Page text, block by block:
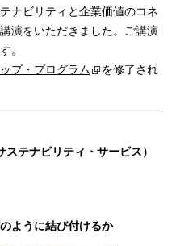
ナビリティと企業価値のコネ
演をいただきました。ご講演
。
プ・プログラム
を修了され
テナビリティ・サービス）
ように結び付けるか